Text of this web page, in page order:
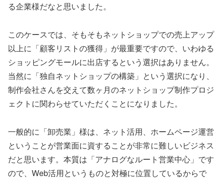
る企業様だなと思いました。
このケースでは、そもそもネットショップでの売上アップ
以上に「顧客リストの獲得」が最重要ですので、いわゆる
ショッピングモールに出店するという選択はありません。
当然に「独自ネットショップの構築」という選択になり、
制作会社さんを交えて数ヶ月のネットショップ制作プロジ
ェクトに関わらせていただくことになりました。
一般的に「卸売業」様は、ネット活用、ホームページ運営
ということが営業面に資することが非常に難しいビジネス
だと思います。本質は「アナログなルート営業中心」です
ので、Web活用というものと対極に位置しているからで